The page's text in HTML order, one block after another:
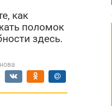
как
поломок
здесь.